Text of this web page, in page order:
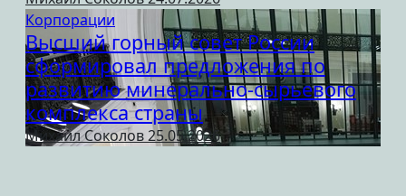
Корпорации
Высший горный совет России
сформировал предложения по
развитию минерально-сырьевого
комплекса страны
Михаил Соколов25.05.2026